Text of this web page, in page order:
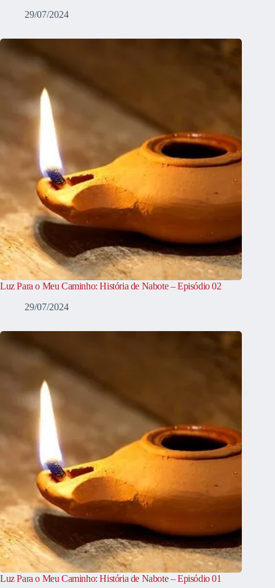
29/07/2024
Luz Para o Meu Caminho: História de Nabote – Episódio 02
29/07/2024
Luz Para o Meu Caminho: História de Nabote – Episódio 01